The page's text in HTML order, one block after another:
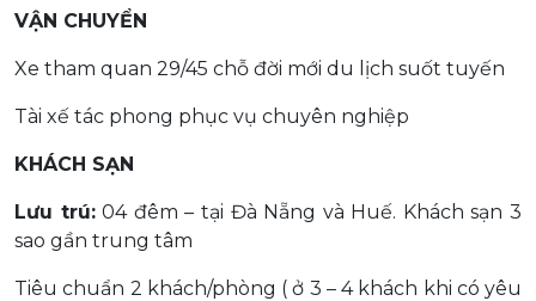
VẬN CHUYỂN
Xe tham quan 29/45 chỗ đời mới du lịch suốt tuyến
Tài xế tác phong phục vụ chuyên nghiệp
KHÁCH SẠN
Lưu trú:04 đêm – tại Đà Nẵng và Huế. Khách sạn 3
sao gần trung tâm
Tiêu chuẩn 2 khách/phòng ( ở 3 – 4 khách khi có yêu